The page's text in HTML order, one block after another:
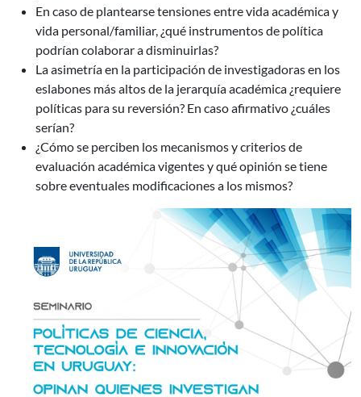
En caso de plantearse tensiones entre vida académica y
vida personal/familiar, ¿qué instrumentos de política
podrían colaborar a disminuirlas?
La asimetría en la participación de investigadoras en los
eslabones más altos de la jerarquía académica ¿requiere
políticas para su reversión? En caso afirmativo ¿cuáles
serían?
¿Cómo se perciben los mecanismos y criterios de
evaluación académica vigentes y qué opinión se tiene
sobre eventuales modificaciones a los mismos?